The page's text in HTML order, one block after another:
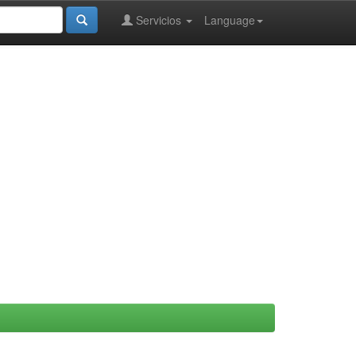
Language
Servicios